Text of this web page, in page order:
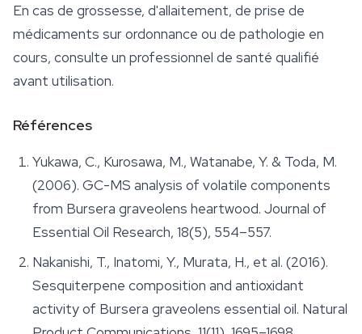
En cas de grossesse, d'allaitement, de prise de
médicaments sur ordonnance ou de pathologie en
cours, consulte un professionnel de santé qualifié
avant utilisation.
Références
Yukawa, C., Kurosawa, M., Watanabe, Y. & Toda, M.
(2006). GC-MS analysis of volatile components
from Bursera graveolens heartwood. Journal of
Essential Oil Research, 18(5), 554–557.
Nakanishi, T., Inatomi, Y., Murata, H., et al. (2016).
Sesquiterpene composition and antioxidant
activity of Bursera graveolens essential oil. Natural